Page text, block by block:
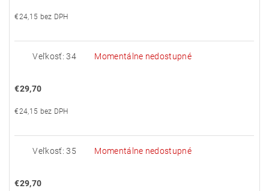
€24,15 bez DPH
Veľkosť: 34 Momentálne nedostupné
€29,70
€24,15 bez DPH
Veľkosť: 35 Momentálne nedostupné
€29,70